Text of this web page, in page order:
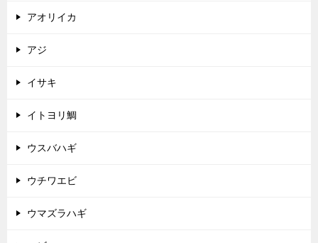
アオリイカ
アジ
イサキ
イトヨリ鯛
ウスバハギ
ウチワエビ
ウマズラハギ